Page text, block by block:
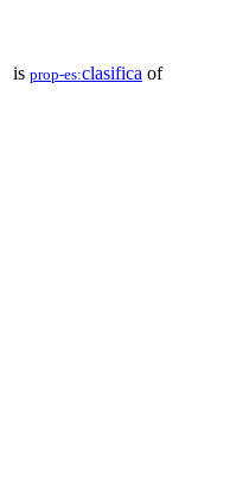
is prop-es:clasifica of